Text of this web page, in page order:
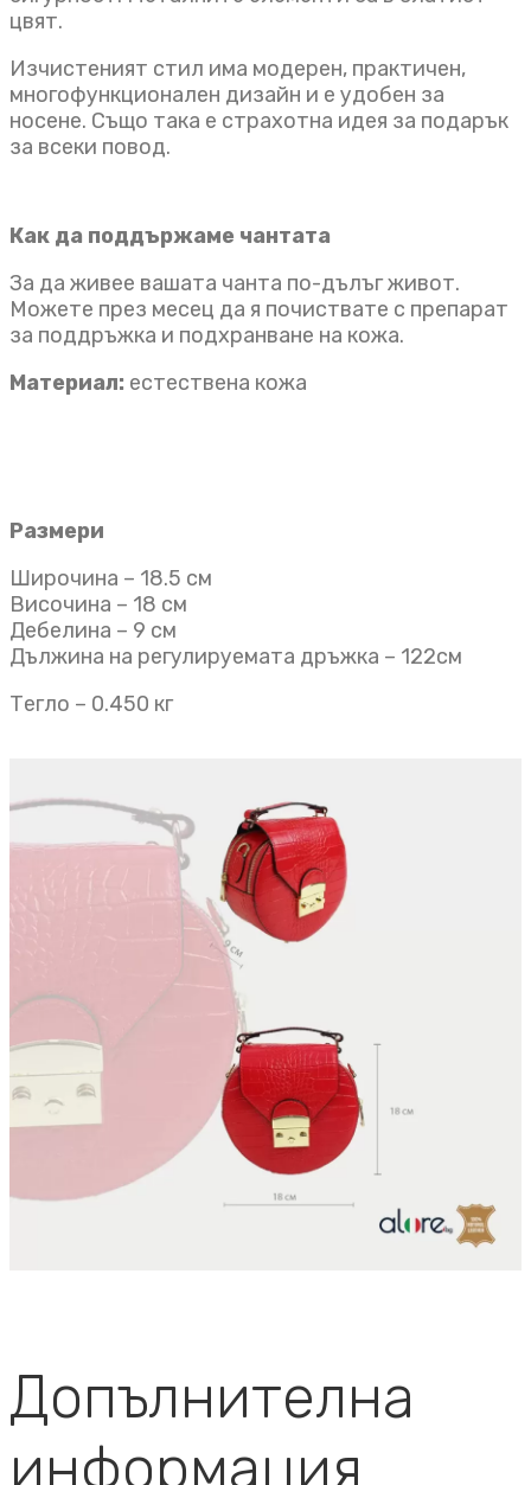
цвят.
Изчистеният стил има модерен, практичен,
многофункционален дизайн и е удобен за
носене. Също така е страхотна идея за подарък
за всеки повод.
Как да поддържаме чантата
За да живее вашата чанта по-дълъг живот.
Можете през месец да я почиствате с препарат
за поддръжка и подхранване на кожа.
Материал: естествена кожа
Размери
Широчина – 18.5 см
Височина – 18 см
Дебелина – 9 см
Дължина на регулируемата дръжка – 122см
Тегло – 0.450 кг
Допълнителна
информация